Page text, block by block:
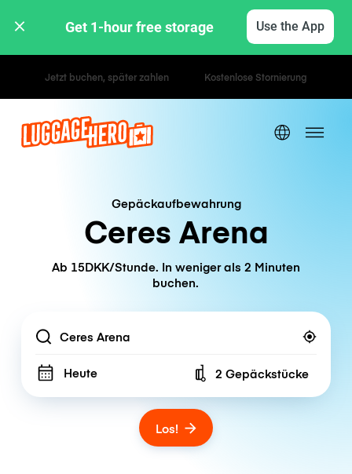
Get 1-hour free storage Use the App
Stunden- / Tagestarife
Gepäckaufbewahrung
Ceres Arena
Ab 15DKK/Stunde. In weniger als 2 Minuten
buchen.
Location
Heute Number of bags
2 Gepäckstücke
Los!